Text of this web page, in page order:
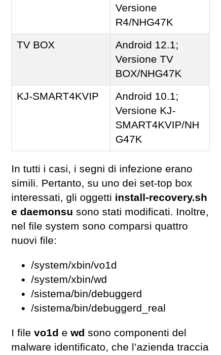
Versione
R4/NHG47K
TV BOX
Android 12.1;
Versione TV
BOX/NHG47K
KJ-SMART4KVIP
Android 10.1;
Versione KJ-
SMART4KVIP/NH
G47K
In tutti i casi, i segni di infezione erano
simili. Pertanto, su uno dei set-top box
interessati, gli oggetti install-recovery.sh
e daemonsu sono stati modificati. Inoltre,
nel file system sono comparsi quattro
nuovi file:
/system/xbin/vo1d
/system/xbin/wd
/sistema/bin/debuggerd
/sistema/bin/debuggerd_real
I file vo1d e wd sono componenti del
malware identificato, che l’azienda traccia